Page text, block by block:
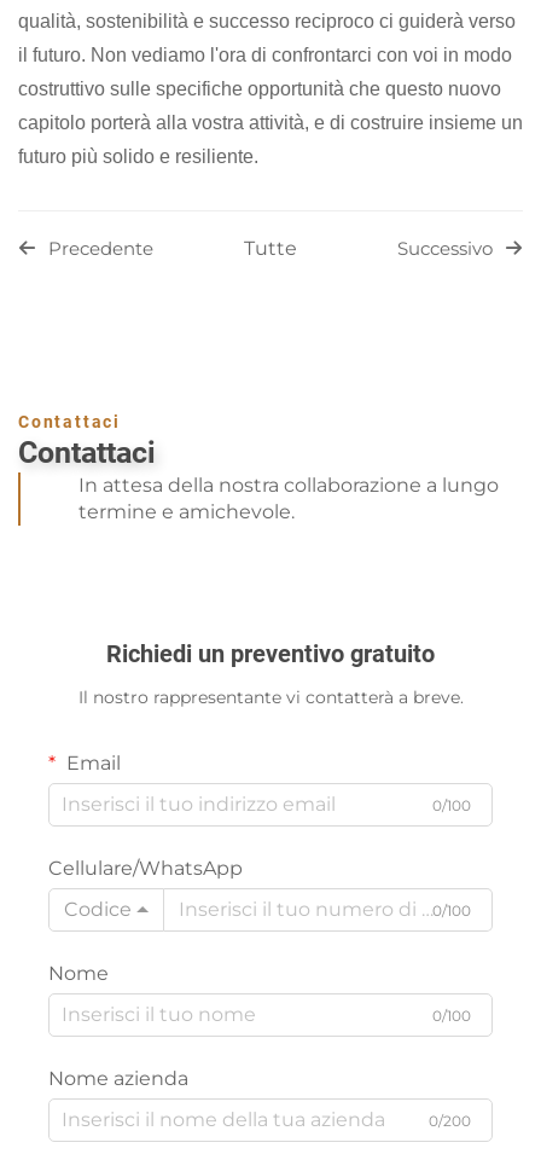
qualità, sostenibilità e successo reciproco ci guiderà verso
il futuro. Non vediamo l'ora di confrontarci con voi in modo
costruttivo sulle specifiche opportunità che questo nuovo
capitolo porterà alla vostra attività, e di costruire insieme un
futuro più solido e resiliente.
Precedente Tutte Successivo
Contattaci
Contattaci
In attesa della nostra collaborazione a lungo
termine e amichevole.
Richiedi un preventivo gratuito
Il nostro rappresentante vi contatterà a breve.
Email
0/100
Cellulare/WhatsApp
Codice
0/100
Nome
0/100
Nome azienda
0/200